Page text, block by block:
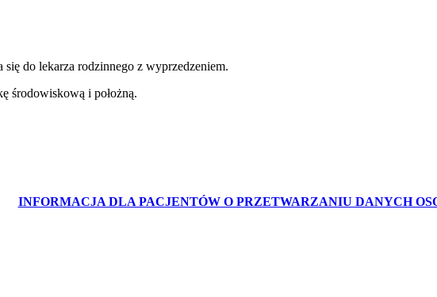
do lekarza rodzinnego z wyprzedzeniem.
środowiskową i położną.
INFORMACJA DLA PACJENTÓW O PRZETWARZANIU DANYCH